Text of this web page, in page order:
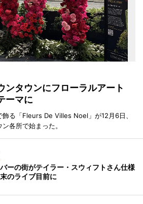
ンタウンにフローラルアート
ーマに
る「Fleurs De Villes Noel」が12月6日、
各所で始まった。
ーの街がテイラー・スウィフトさん仕様
のライブ目前に